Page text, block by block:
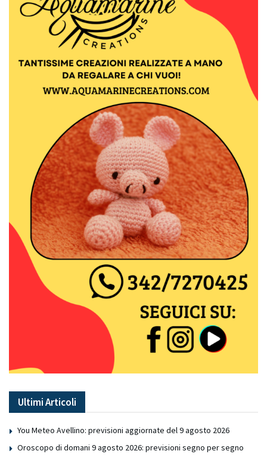
Ultimi Articoli
You Meteo Avellino: previsioni aggiornate del 9 agosto 2026
Oroscopo di domani 9 agosto 2026: previsioni segno per segno